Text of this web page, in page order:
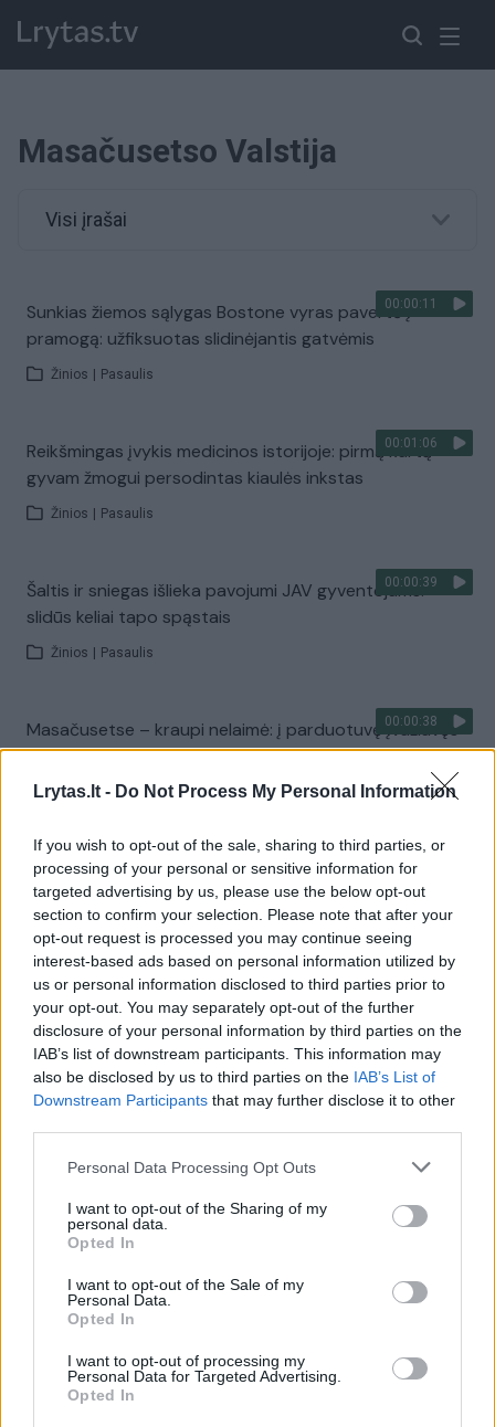
Lrytas.lt - Do Not Process My Personal Information
If you wish to opt-out of the sale, sharing to third parties, or
processing of your personal or sensitive information for
targeted advertising by us, please use the below opt-out
section to confirm your selection. Please note that after your
opt-out request is processed you may continue seeing
interest-based ads based on personal information utilized by
us or personal information disclosed to third parties prior to
your opt-out. You may separately opt-out of the further
disclosure of your personal information by third parties on the
IAB’s list of downstream participants. This information may
also be disclosed by us to third parties on the IAB’s List of
Downstream Participants that may further disclose it to other
Personal Data Processing Opt Outs
I want to opt-out of the Sharing of my
personal data.
Opted In
I want to opt-out of the Sale of my
Personal Data.
Opted In
I want to opt-out of processing my
Personal Data for Targeted Advertising.
Opted In
Masačusetso Valstija
Visi įrašai
00:00:11
Sunkias žiemos sąlygas Bostone vyras pavertė į
pramogą: užfiksuotas slidinėjantis gatvėmis
Žinios Pasaulis
00:01:06
Reikšmingas įvykis medicinos istorijoje: pirmą kartą
gyvam žmogui persodintas kiaulės inkstas
Žinios Pasaulis
00:00:39
Šaltis ir sniegas išlieka pavojumi JAV gyventojams:
slidūs keliai tapo spąstais
Žinios Pasaulis
00:00:38
Masačusetse – kraupi nelaimė: į parduotuvę įvažiavęs
visureigis partrenkė mažiausiai 16 žmonių
Žinios | Pasaulis
00:00:33
Masačusetsą užklupo didelė audra: iš įstrigusių
automobilių teko gelbėti žmones
Žinios Pasaulis
00:00:54
Per plauką nuo nelaimės: vairuotojui pasisekė tik
stebuklo dėka
Žinios | Pasaulis
kovoti su skurdu
Žinios | Pasaulis
Donaldas Trumpas: kai susitvarkysiu, imsiuosi Hillary
Clinton